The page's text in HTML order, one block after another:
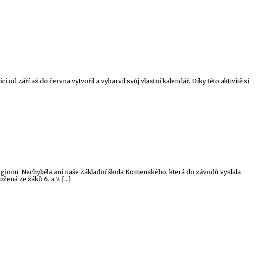
od září až do června vytvořil a vybarvil svůj vlastní kalendář. Díky této aktivitě si
Nechyběla ani naše Základní škola Komenského, která do závodů vyslala
ze žáků 6. a 7. […]